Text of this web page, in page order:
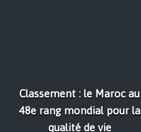
Classement : le Maroc au
48e rang mondial pour la
qualité de vie